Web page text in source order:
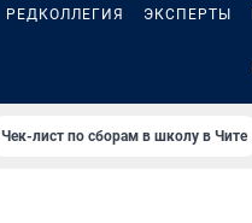
РЕДКОЛЛЕГИЯ ЭКСПЕРТЫ
Чек-лист по сборам в школу в Чите